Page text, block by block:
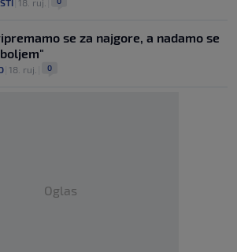
18. ruj.
se za najgore, a nadamo se
18. ruj. 0
Oglas